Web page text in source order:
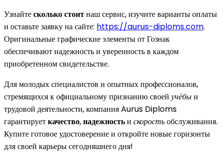
Узнайтесколько стоитнаш сервис, изучите варианты оплаты
и оставьте заявку на сайте: https://aurus-diploms.com.
Оригинальные графические элементы от Гознак
обеспечивают надежность и уверенность в каждом
приобретенном свидетельстве.
Для молодых специалистов и опытных профессионалов,
стремящихся к официальному признанию своей учёбыи
трудовой деятельности, компания Aurus Diploms
гарантируеткачество,надежностьи скоростьобслуживания.
Купите готовое удостоверение и откройте новые горизонты
для своей карьеры сегодняшнего дня!